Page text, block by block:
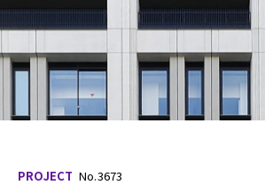
PROJECT No.3673